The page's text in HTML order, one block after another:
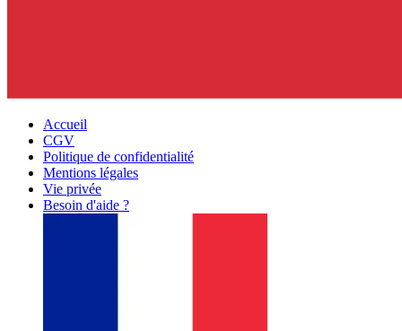
Accueil
CGV
Politique de confidentialité
Mentions légales
Vie privée
Besoin d'aide ?